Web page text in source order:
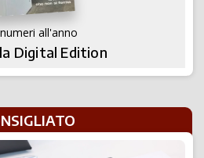
all'anno
Digital Edition